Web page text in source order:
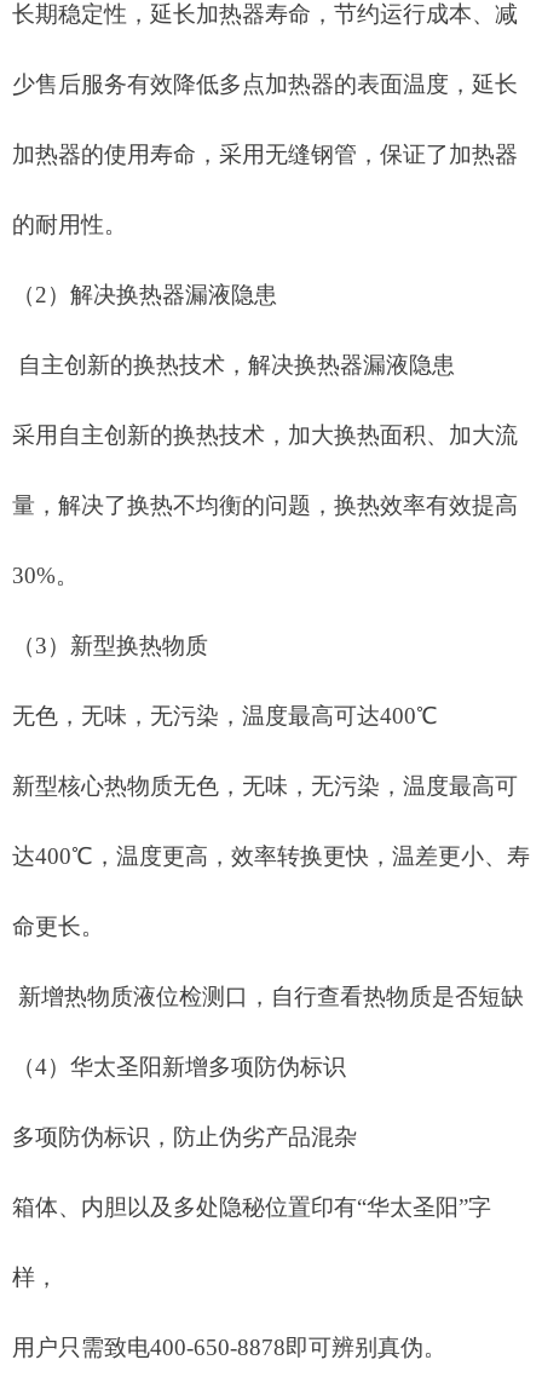
长期稳定性，延长加热器寿命，节约运行成本、减
少售后服务有效降低多点加热器的表面温度，延长
加热器的使用寿命，采用无缝钢管，保证了加热器
的耐用性。
（2） 解决换热器漏液隐患
自主创新的换热技术，解决换热器漏液隐患
采用自主创新的换热技术，加大换热面积、加大流
量，解决了换热不均衡的问题，换热效率有效提高
30%。
（3） 新型换热物质
无色，无味，无污染，温度最高可达400℃
新型核心热物质无色，无味，无污染，温度最高可
达400℃，温度更高，效率转换更快，温差更小、寿
命更长。
新增热物质液位检测口，自行查看热物质是否短缺
（4） 华太圣阳新增多项防伪标识
多项防伪标识，防止伪劣产品混杂
箱体、内胆以及多处隐秘位置印有“华太圣阳”字
样，
用户只需致电400-650-8878即可辨别真伪。